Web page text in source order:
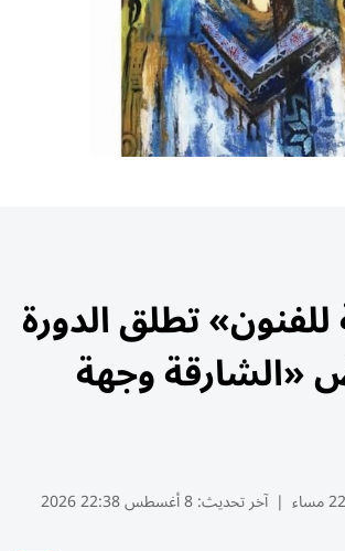
تطلق الدورة
«الشارقة وجهة
| آخر تحديث:8 أغسطس 22:38 2026